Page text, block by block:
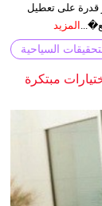
قدرة على تعطيل
المزيد
السياحية
مبتكرة